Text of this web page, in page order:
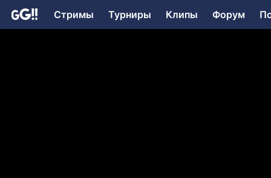
Стримы Турниры Клипы Форум